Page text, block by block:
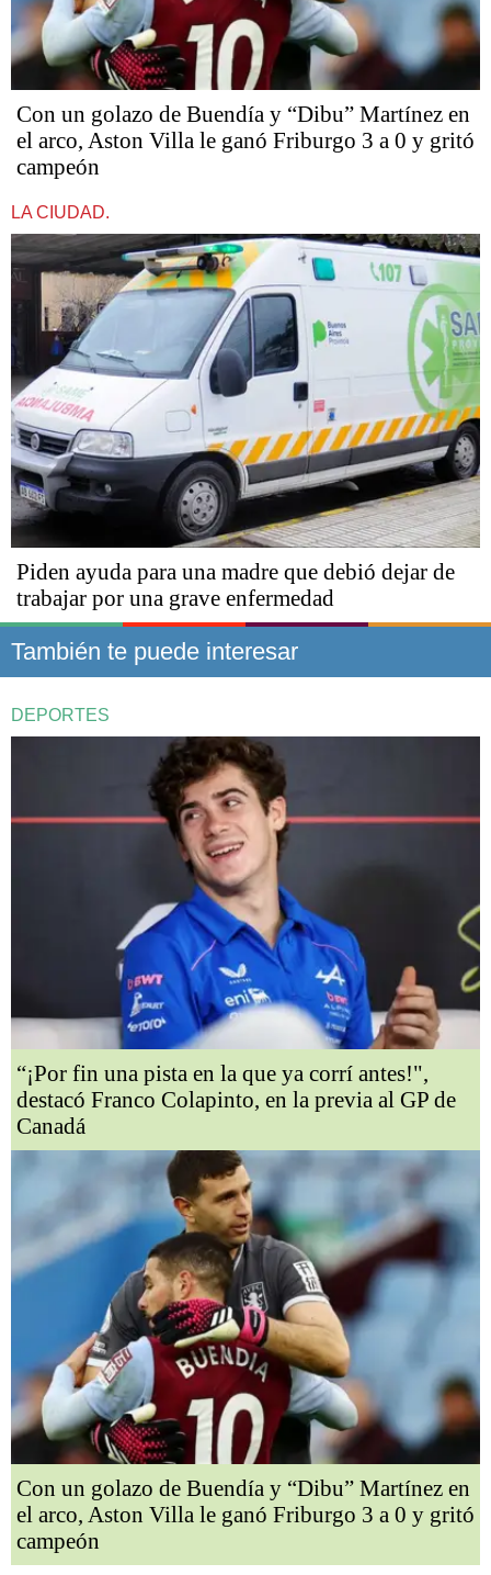
Con un golazo de Buendía y “Dibu” Martínez en
el arco, Aston Villa le ganó Friburgo 3 a 0 y gritó
campeón
LA CIUDAD.
Piden ayuda para una madre que debió dejar de
trabajar por una grave enfermedad
También te puede interesar
DEPORTES
“¡Por fin una pista en la que ya corrí antes!",
destacó Franco Colapinto, en la previa al GP de
Canadá
Con un golazo de Buendía y “Dibu” Martínez en
el arco, Aston Villa le ganó Friburgo 3 a 0 y gritó
campeón